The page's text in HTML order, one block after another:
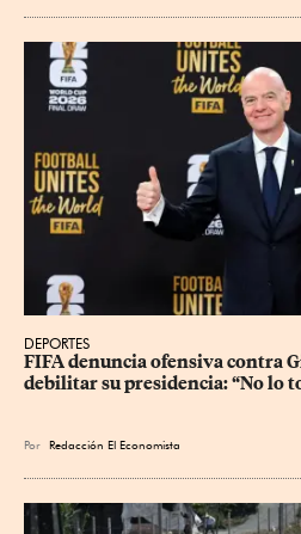
DEPORTES
FIFA denuncia ofensiva contra
debilitar su presidencia: “No lo
Por Redacción El Economista